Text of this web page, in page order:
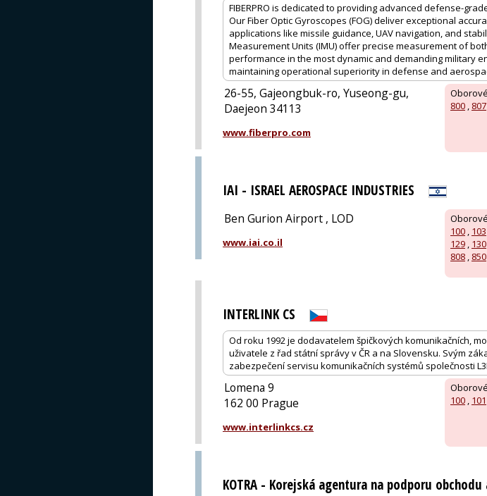
FIBERPRO is dedicated to providing advanced defense-
Our Fiber Optic Gyroscopes (FOG) deliver exceptional
applications like missile guidance, UAV navigation, and
Measurement Units (IMU) offer precise measurement of
performance in the most dynamic and demanding military
maintaining operational superiority in defense and
800 , 807
26-55, Gajeongbuk-ro, Yuseong-gu,
Daejeon 34113
www.fiberpro.com
IAI - ISRAEL AEROSPACE INDUSTRIES
100 , 103
129 , 130
808 , 850
Ben Gurion Airport , LOD
www.iai.co.il
INTERLINK CS
Od roku 1992 je dodavatelem špičkových komunikačních,
uživatele z řad státní správy v ČR a na Slovensku. Svým
zabezpečení servisu komunikačních systémů společnosti
100 , 101
Lomena 9
162 00 Prague
www.interlinkcs.cz
KOTRA - Korejská agentura na podporu